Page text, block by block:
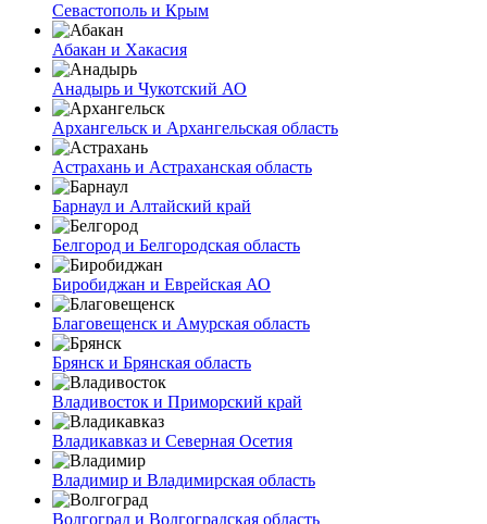
Севастополь и Крым
Абакан и Хакасия
Анадырь и Чукотский АО
Архангельск и Архангельская область
Астрахань и Астраханская область
Барнаул и Алтайский край
Белгород и Белгородская область
Биробиджан и Еврейская АО
Благовещенск и Амурская область
Брянск и Брянская область
Владивосток и Приморский край
Владикавказ и Северная Осетия
Владимир и Владимирская область
Волгоград и Волгоградская область